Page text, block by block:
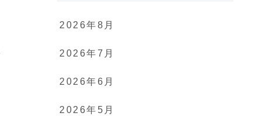
2026年8月
2026年7月
2026年6月
2026年5月